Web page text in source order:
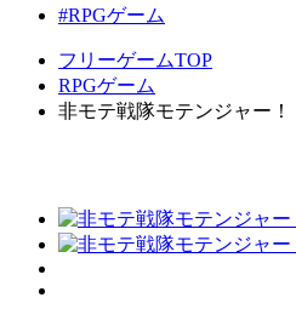
#RPGゲーム
フリーゲームTOP
RPGゲーム
非モテ戦隊モテンジャー！